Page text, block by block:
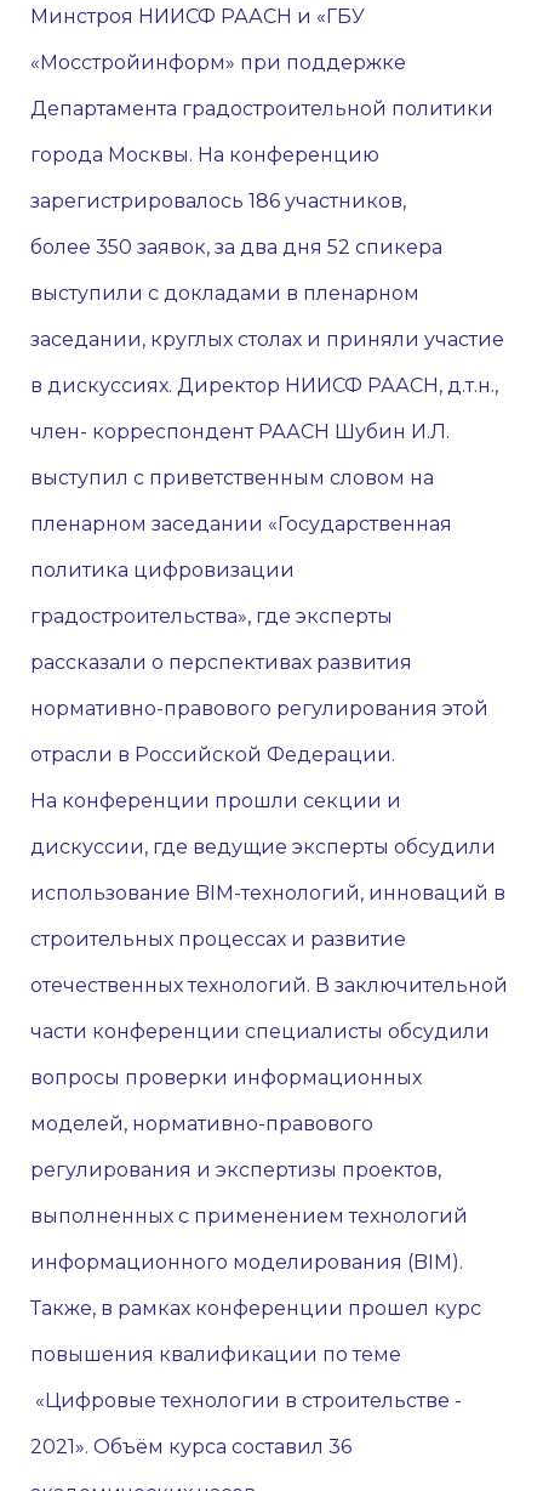
Минстроя НИИСФ РААСН и «ГБУ
«Мосстройинформ» при поддержке
Департамента градостроительной политики
города Москвы. На конференцию
зарегистрировалось 186 участников,
более 350 заявок, за два дня 52 спикера
выступили с докладами в пленарном
заседании, круглых столах и приняли участие
в дискуссиях. Директор НИИСФ РААСН, д.т.н.,
член- корреспондент РААСН Шубин И.Л.
выступил с приветственным словом на
пленарном заседании «Государственная
политика цифровизации
градостроительства», где эксперты
рассказали о перспективах развития
нормативно-правового регулирования этой
отрасли в Российской Федерации.
На конференции прошли секции и
дискуссии, где ведущие эксперты обсудили
использование BIM-технологий, инноваций в
строительных процессах и развитие
отечественных технологий. В заключительной
части конференции специалисты обсудили
вопросы проверки информационных
моделей, нормативно-правового
регулирования и экспертизы проектов,
выполненных с применением технологий
информационного моделирования (BIM).
Также, в рамках конференции прошел курс
повышения квалификации по теме
«Цифровые технологии в строительстве -
2021». Объём курса составил 36